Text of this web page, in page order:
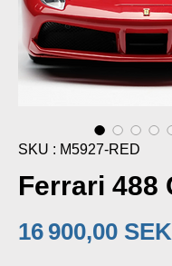
SKU : M5927-RED
Ferrari 488
16 900,00 SEK